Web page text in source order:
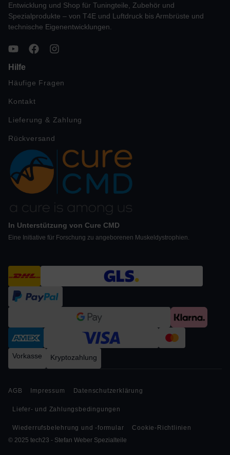
Entwicklung und Shop für Tuningteile, Zubehör und
Spezialprodukte – von T4E und Luftdruck bis Armbrüste und
technische Eigenentwicklungen.
Hilfe
Häufige Fragen
Kontakt
Lieferung & Zahlung
Rückversand
In Unterstützung von Cure CMD
Eine Initiative für Forschung zu angeborenen Muskeldystrophien.
Vorkasse Kryptozahlung
© 2025 tech23 - Stefan Weber Spezialteile
AGB Impressum Datenschutzerklärung
Liefer- und Zahlungsbedingungen
Wiederrufsbelehrung und -formular Cookie-Richtlinien